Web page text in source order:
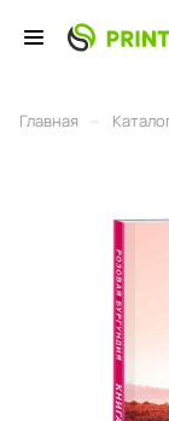
Главная